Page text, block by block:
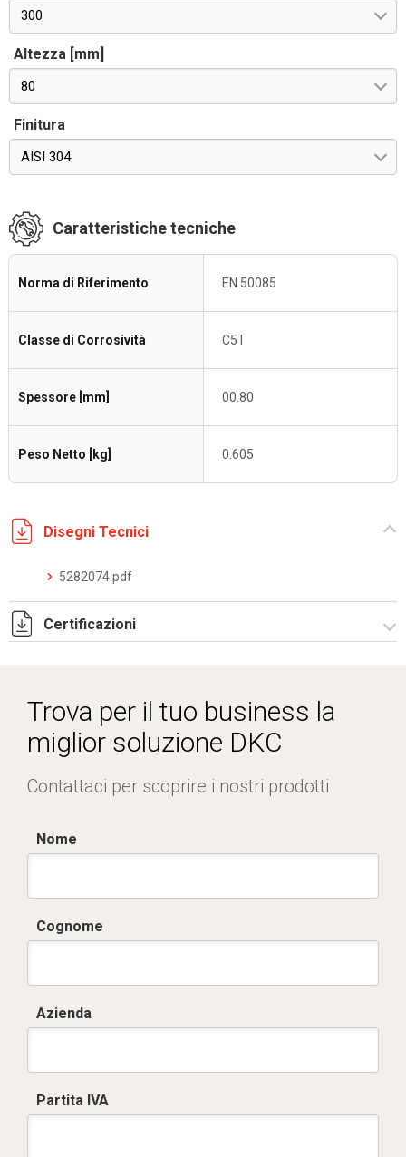
300
Altezza [mm]
80
Finitura
AISI 304
Caratteristiche tecniche
Norma di Riferimento EN 50085
Classe di Corrosività C5 I
Spessore [mm] 00.80
Peso Netto [kg] 0.605
Disegni Tecnici
5282074.pdf
Certificazioni
Trova per il tuo business la
miglior soluzione DKC
Contattaci per scoprire i nostri prodotti
Nome
Cognome
Azienda
Partita IVA